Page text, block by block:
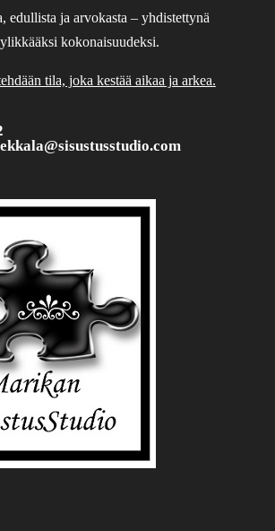
edullista ja arvokasta – yhdistettynä
kokonaisuudeksi.
tila, joka kestää aikaa ja arkea.